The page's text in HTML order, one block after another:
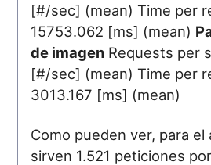
[#/sec] (mean) Time per
15753.062 [ms] (mean)
de imagen Requests per
[#/sec] (mean) Time per
3013.167 [ms] (mean)
Como pueden ver, para
sirven 1.521 peticiones